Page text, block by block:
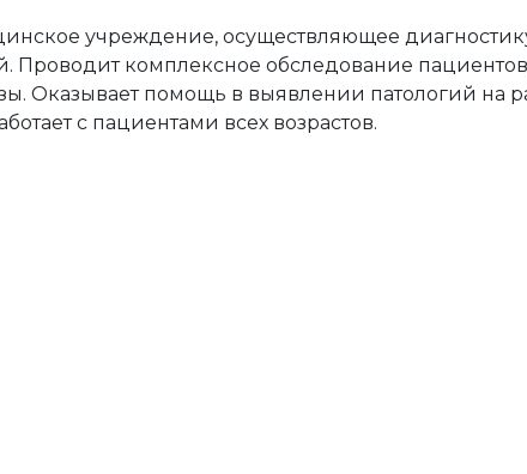
учреждение, осуществляющее
Проводит комплексное обследование
Оказывает помощь в выявлении патологий на
с пациентами всех возрастов.